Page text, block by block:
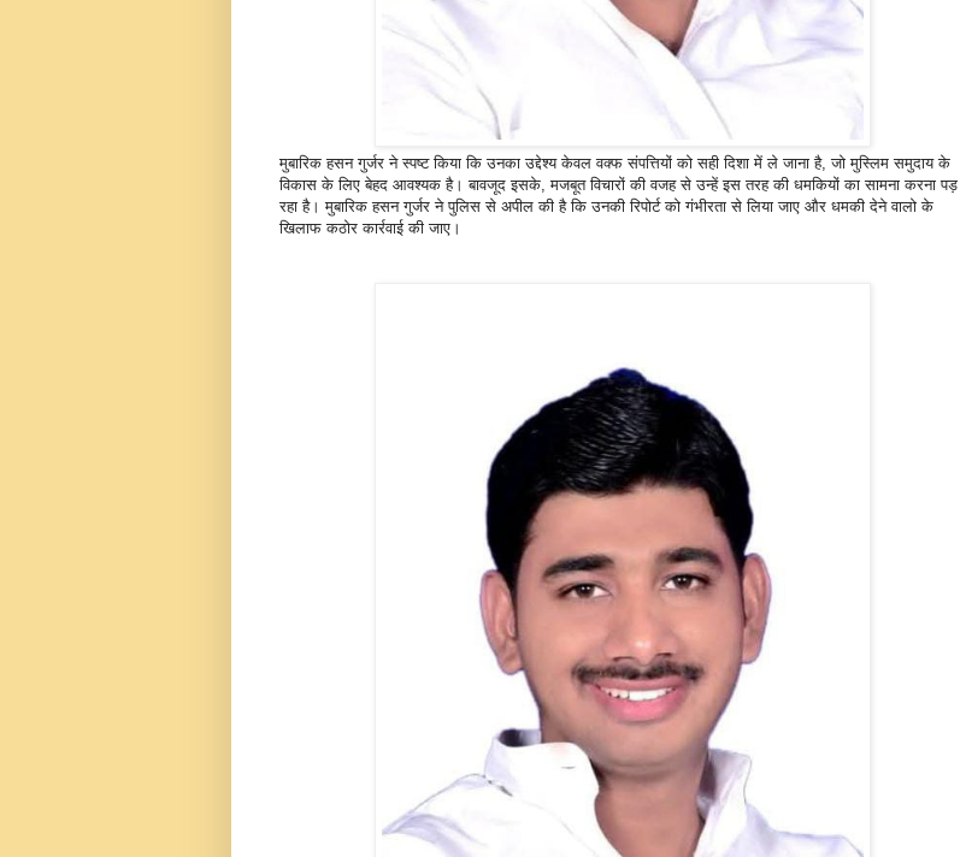
मुबारिक हसन गुर्जर ने स्पष्ट किया कि उनका उद्देश्य केवल वक्फ संपत्तियों को सही दिशा में ले जाना है, जो मुस्लिम समुदाय के
विकास के लिए बेहद आवश्यक है। बावजूद इसके, मजबूत विचारों की वजह से उन्हें इस तरह की धमकियों का सामना करना पड़
रहा है। मुबारिक हसन गुर्जर ने पुलिस से अपील की है कि उनकी रिपोर्ट को गंभीरता से लिया जाए और धमकी देने वालो के
खिलाफ कठोर कार्रवाई की जाए।